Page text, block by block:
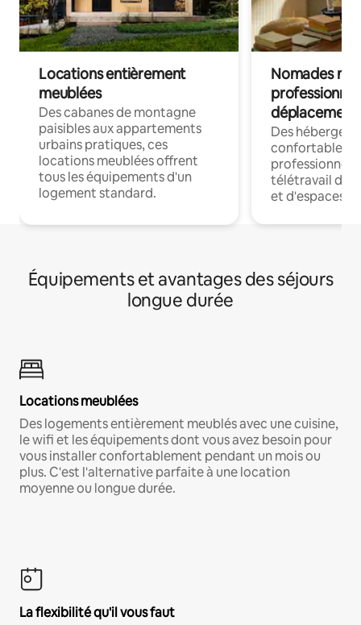
Locations entièrement
meublées
Des cabanes de montagne
paisibles aux appartements
urbains pratiques, ces
locations meublées offrent
tous les équipements d'un
logement standard.
Nomades
déplacement
Des
confortables
professionnels
télétravail
et d'espaces
Équipements et avantages des séjours
longue durée
Locations meublées
Des logements entièrement meublés avec une cuisine,
le wifi et les équipements dont vous avez besoin pour
vous installer confortablement pendant un mois ou
plus. C'est l'alternative parfaite à une location
moyenne ou longue durée.
La flexibilité qu'il vous faut